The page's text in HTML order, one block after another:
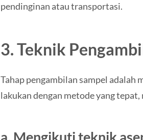
pendinginan atau transportasi.
3. Teknik
Tahap pengambilan sampel adalah
lakukan dengan metode yang